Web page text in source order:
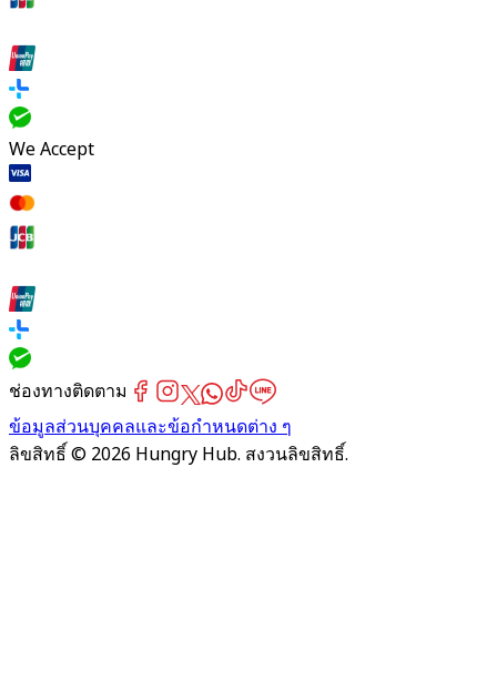
We Accept
ช่องทางติดตาม
ข้อมูลส่วนบุคคลและข้อกำหนดต่าง ๆ
ลิขสิทธิ์ © 2026 Hungry Hub. สงวนลิขสิทธิ์.